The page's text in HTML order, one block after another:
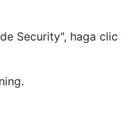
Security", haga clic